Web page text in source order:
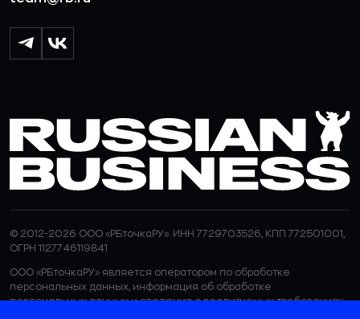
© 2012-2026 ООО «РБточкаРУ». ИНН 7729703526, КПП 772501001,
ОГРН 1127746119841
ООО «РБточкаРУ» является оператором по обработке
персональных данных, информация об обработке
персональных данных и сведения о реализуемых требованиях